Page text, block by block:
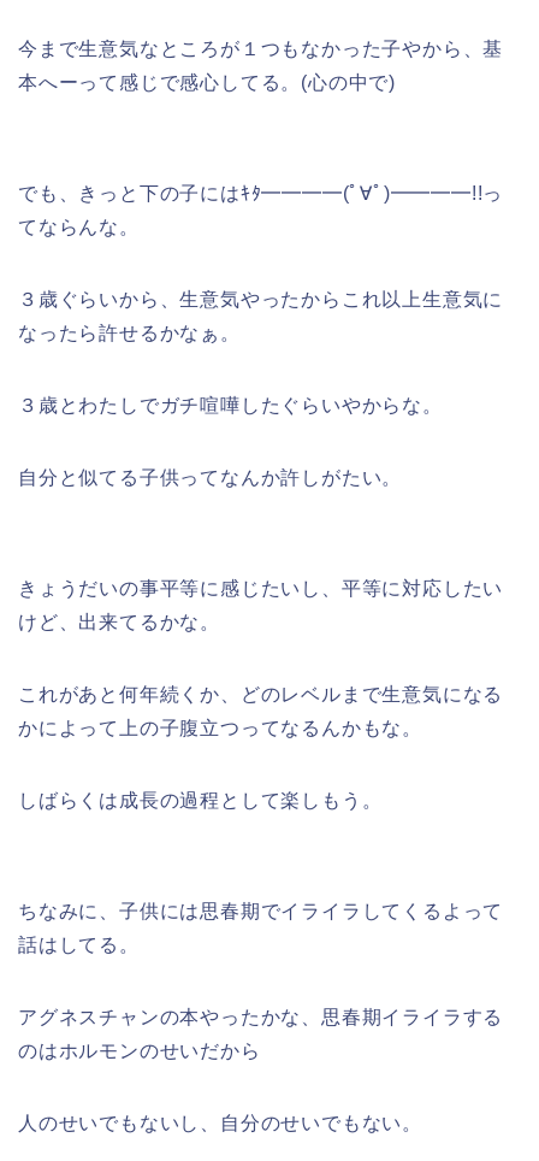
今まで生意気なところが１つもなかった子やから、基
本へーって感じで感心してる。(心の中で)
でも、きっと下の子にはｷﾀ━━━━(ﾟ∀ﾟ)━━━━!!っ
てならんな。
３歳ぐらいから、生意気やったからこれ以上生意気に
なったら許せるかなぁ。
３歳とわたしでガチ喧嘩したぐらいやからな。
自分と似てる子供ってなんか許しがたい。
きょうだいの事平等に感じたいし、平等に対応したい
けど、出来てるかな。
これがあと何年続くか、どのレベルまで生意気になる
かによって上の子腹立つってなるんかもな。
しばらくは成長の過程として楽しもう。
ちなみに、子供には思春期でイライラしてくるよって
話はしてる。
アグネスチャンの本やったかな、思春期イライラする
のはホルモンのせいだから
人のせいでもないし、自分のせいでもない。